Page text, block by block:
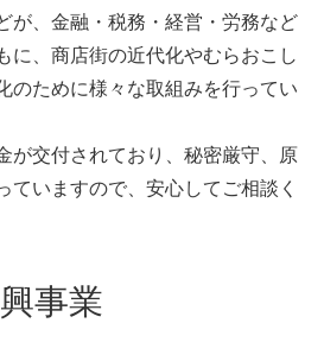
が、金融・税務・経営・労務など
に、商店街の近代化やむらおこし
のために様々な取組みを行ってい
が交付されており、秘密厳守、原
ていますので、安心してご相談く
事業